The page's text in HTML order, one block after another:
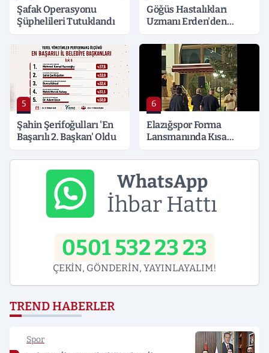
Şafak Operasyonu
Şüphelileri Tutuklandı
Göğüs Hastalıkları
Uzmanı Erden'den
5
Şahin Şerifoğulları 'En
Başarılı 2. Başkan' Oldu
6
Elazığspor Forma
Lansmanında Kısa
WhatsApp
İhbar Hattı
0501 532 23 23
ÇEKİN, GÖNDERİN, YAYINLAYALIM!
TREND HABERLER
Spor